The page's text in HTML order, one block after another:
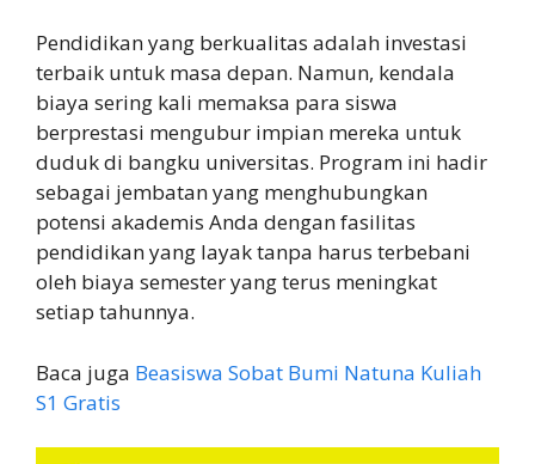
Pendidikan yang berkualitas adalah investasi
terbaik untuk masa depan. Namun, kendala
biaya sering kali memaksa para siswa
berprestasi mengubur impian mereka untuk
duduk di bangku universitas. Program ini hadir
sebagai jembatan yang menghubungkan
potensi akademis Anda dengan fasilitas
pendidikan yang layak tanpa harus terbebani
oleh biaya semester yang terus meningkat
setiap tahunnya.
Baca juga Beasiswa Sobat Bumi Natuna Kuliah
S1 Gratis